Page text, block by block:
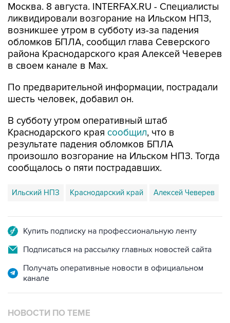
Москва. 8 августа. INTERFAX.RU - Специалисты
ликвидировали возгорание на Ильском НПЗ,
возникшее утром в субботу из-за падения
обломков БПЛА, сообщил глава Северского
района Краснодарского края Алексей Чеверев
в своем канале в Max.
По предварительной информации, пострадали
шесть человек, добавил он.
В субботу утром оперативный штаб
Краснодарского края сообщил, что в
результате падения обломков БПЛА
произошло возгорание на Ильском НПЗ. Тогда
сообщалось о пяти пострадавших.
Ильский НПЗ Краснодарский край Алексей Чеверев
Купить подписку на профессиональную ленту
Подписаться на рассылку главных новостей сайта
Получать оперативные новости в официальном
канале
НОВОСТИ ПО ТЕМЕ